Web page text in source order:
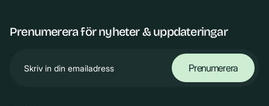
Prenumerera för nyheter & uppdateringar